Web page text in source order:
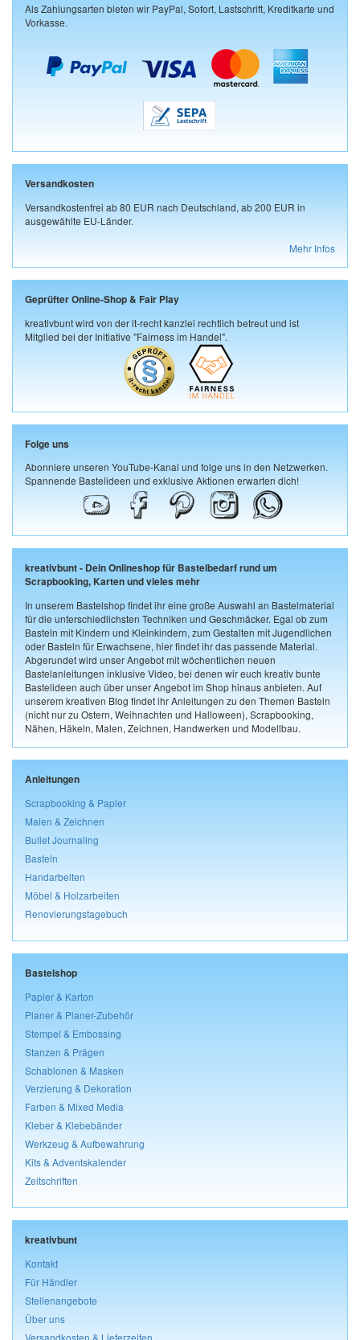
Als Zahlungsarten bieten wir PayPal, Sofort, Lastschrift, Kreditkarte und
Vorkasse.
Versandkosten
Versandkostenfrei ab 80 EUR nach Deutschland, ab 200 EUR in
ausgewählte EU-Länder.
Mehr Infos
Geprüfter Online-Shop & Fair Play
kreativbunt wird von der it-recht kanzlei rechtlich betreut und ist
Mitglied bei der Initiative "Fairness im Handel".
Folge uns
Abonniere unseren YouTube-Kanal und folge uns in den Netzwerken.
Spannende Bastelideen und exklusive Aktionen erwarten dich!
kreativbunt - Dein Onlineshop für Bastelbedarf rund um
Scrapbooking, Karten und vieles mehr
In unserem Bastelshop findet ihr eine große Auswahl an Bastelmaterial
für die unterschiedlichsten Techniken und Geschmäcker. Egal ob zum
Basteln mit Kindern und Kleinkindern, zum Gestalten mit Jugendlichen
oder Basteln für Erwachsene, hier findet ihr das passende Material.
Abgerundet wird unser Angebot mit wöchentlichen neuen
Bastelanleitungen inklusive Video, bei denen wir euch kreativ bunte
Bastelideen auch über unser Angebot im Shop hinaus anbieten. Auf
unserem kreativen Blog findet ihr Anleitungen zu den Themen Basteln
(nicht nur zu Ostern, Weihnachten und Halloween), Scrapbooking,
Nähen, Häkeln, Malen, Zeichnen, Handwerken und Modellbau.
Anleitungen
Scrapbooking & Papier
Malen & Zeichnen
Bullet Journaling
Basteln
Handarbeiten
Möbel & Holzarbeiten
Renovierungstagebuch
Bastelshop
Papier & Karton
Planer & Planer-Zubehör
Stempel & Embossing
Stanzen & Prägen
Schablonen & Masken
Verzierung & Dekoration
Farben & Mixed Media
Kleber & Klebebänder
Werkzeug & Aufbewahrung
Kits & Adventskalender
Zeitschriften
kreativbunt
Kontakt
Für Händler
Stellenangebote
Über uns
Versandkosten & Lieferzeiten